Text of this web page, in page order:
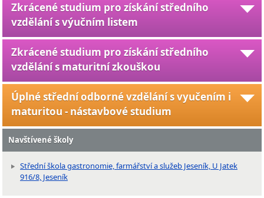
Zkrácené studium pro získání středního
vzdělání s výučním listem
Zkrácené studium pro získání středního
vzdělání s maturitní zkouškou
Úplné střední odborné vzdělání s vyučením i
maturitou - nástavbové studium
Navštívené školy
Střední škola gastronomie, farmářství a služeb Jeseník, U Jatek
916/8, Jeseník